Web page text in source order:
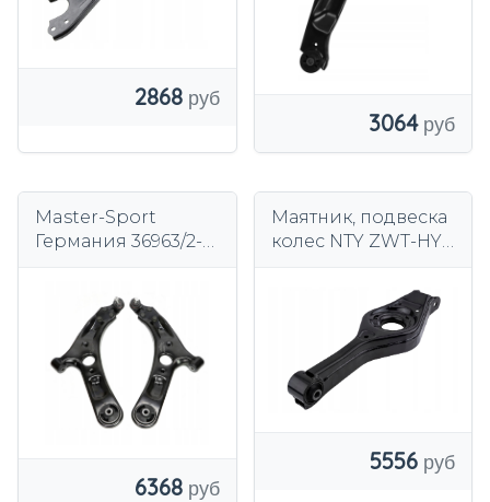
2868
3064
Master-Sport
Германия 36963/2-
рычага, подвеска
колеса
6368
Маятник, подвеска
колес NTY ZWT-HY-
5556